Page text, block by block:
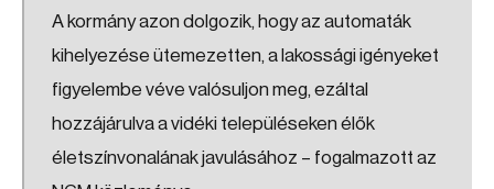
A kormány azon dolgozik, hogy az automaták
kihelyezése ütemezetten, a lakossági igényeket
figyelembe véve valósuljon meg, ezáltal
hozzájárulva a vidéki településeken élők
életszínvonalának javulásához – fogalmazott az